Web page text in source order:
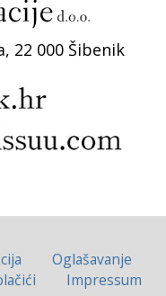
22 000 Šibenik
Oglašavanje
Impressum